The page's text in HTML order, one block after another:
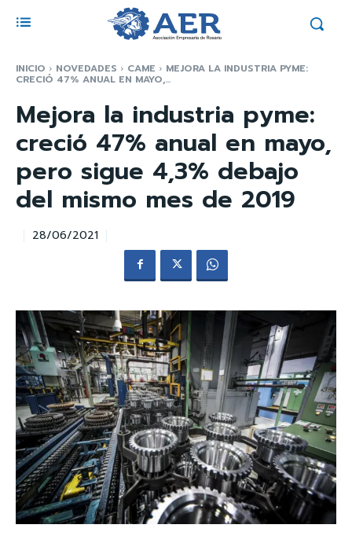
INICIO NOVEDADES CAME MEJORA LA INDUSTRIA PYME:
CRECIÓ 47% ANUAL EN MAYO,...
Mejora la industria pyme:
creció 47% anual en mayo,
pero sigue 4,3% debajo
del mismo mes de 2019
28/06/2021